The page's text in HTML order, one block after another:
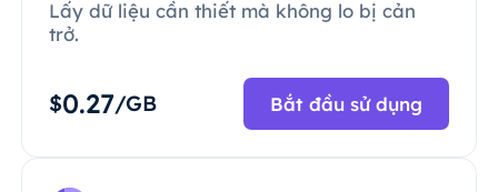
Lấy dữ liệu cần thiết mà không lo bị cản
trở.
$0.27/GB Bắt đầu sử dụng